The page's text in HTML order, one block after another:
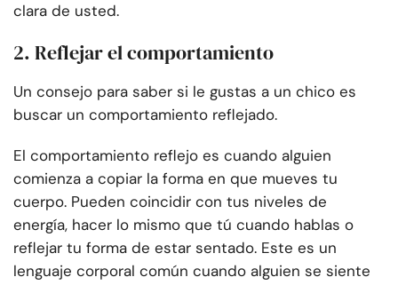
clara de usted.
2. Reflejar el comportamiento
Un consejo para saber si le gustas a un chico es
buscar un comportamiento reflejado.
El comportamiento reflejo es cuando alguien
comienza a copiar la forma en que mueves tu
cuerpo. Pueden coincidir con tus niveles de
energía, hacer lo mismo que tú cuando hablas o
reflejar tu forma de estar sentado. Este es un
lenguaje corporal común cuando alguien se siente